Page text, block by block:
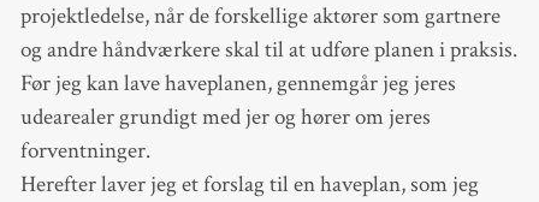
projektledelse, når de forskellige aktører som gartnere
og andre håndværkere skal til at udføre planen i praksis.
Før jeg kan lave haveplanen, gennemgår jeg jeres
udearealer grundigt med jer og hører om jeres
forventninger.
Herefter laver jeg et forslag til en haveplan, som jeg